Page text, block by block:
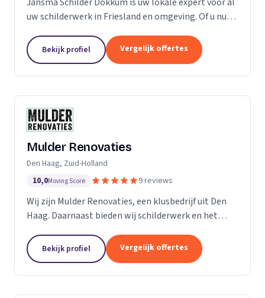
uw schilderwerk in Friesland en omgeving. Of u nu
van de vorige bewoners van uw nieuwe huis...
Bekijk profiel Vergelijk offertes
Mulder Renovaties
Den Haag, Zuid-Holland
10,0Moving Score 9 reviews
Wij zijn Mulder Renovaties, een klusbedrijf uit Den
Haag. Daarnaast bieden wij schilderwerk en het
Bekijk profiel Vergelijk offertes